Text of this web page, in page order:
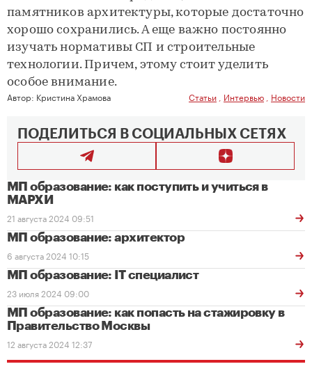
памятников архитектуры, которые достаточно
хорошо сохранились. А еще важно постоянно
изучать нормативы СП и строительные
технологии. Причем, этому стоит уделить
особое внимание.
Автор: Кристина Храмова Статьи Интервью Новости
ПОДЕЛИТЬСЯ В СОЦИАЛЬНЫХ СЕТЯХ
МП образование: как поступить и учиться в
МАРХИ
21 августа 2024 09:51
МП образование: архитектор
6 августа 2024 10:15
МП образование: IT специалист
23 июля 2024 09:00
МП образование: как попасть на стажировку в
Правительство Москвы
12 августа 2024 12:37